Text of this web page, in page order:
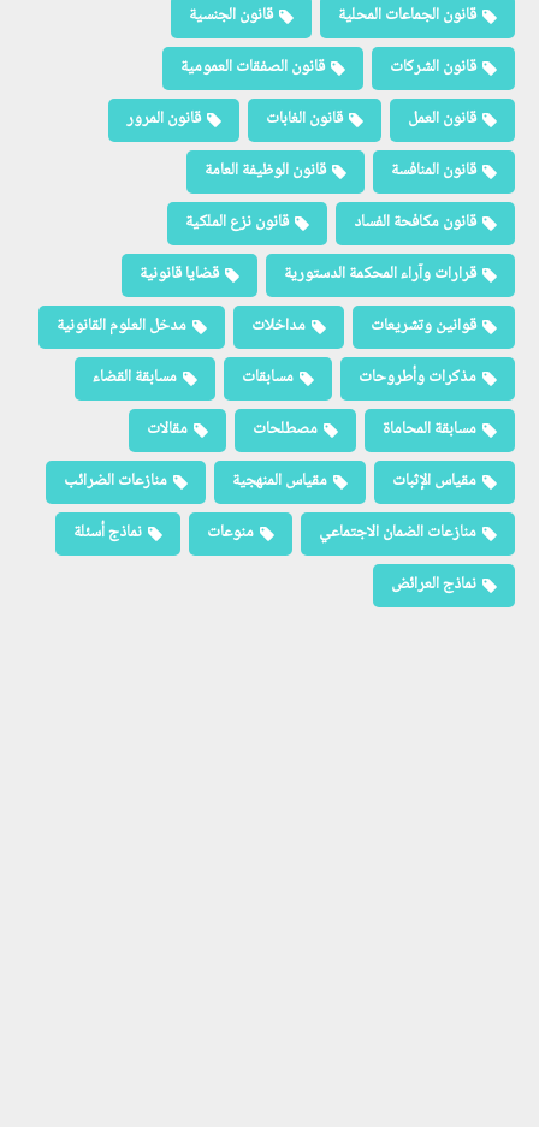
قانون الجماعات المحلية
قانون الجنسية
قانون الشركات
قانون الصفقات العمومية
قانون العمل
قانون الغابات
قانون المرور
قانون المنافسة
قانون الوظيفة العامة
قانون مكافحة الفساد
قانون نزع الملكية
قرارات وآراء المحكمة الدستورية
قضايا قانونية
قوانين وتشريعات
مداخلات
مدخل العلوم القانونية
مذكرات وأطروحات
مسابقات
مسابقة القضاء
مسابقة المحاماة
مصطلحات
مقالات
مقياس الإثبات
مقياس المنهجية
منازعات الضرائب
منازعات الضمان الاجتماعي
منوعات
نماذج أسئلة
نماذج العرائض